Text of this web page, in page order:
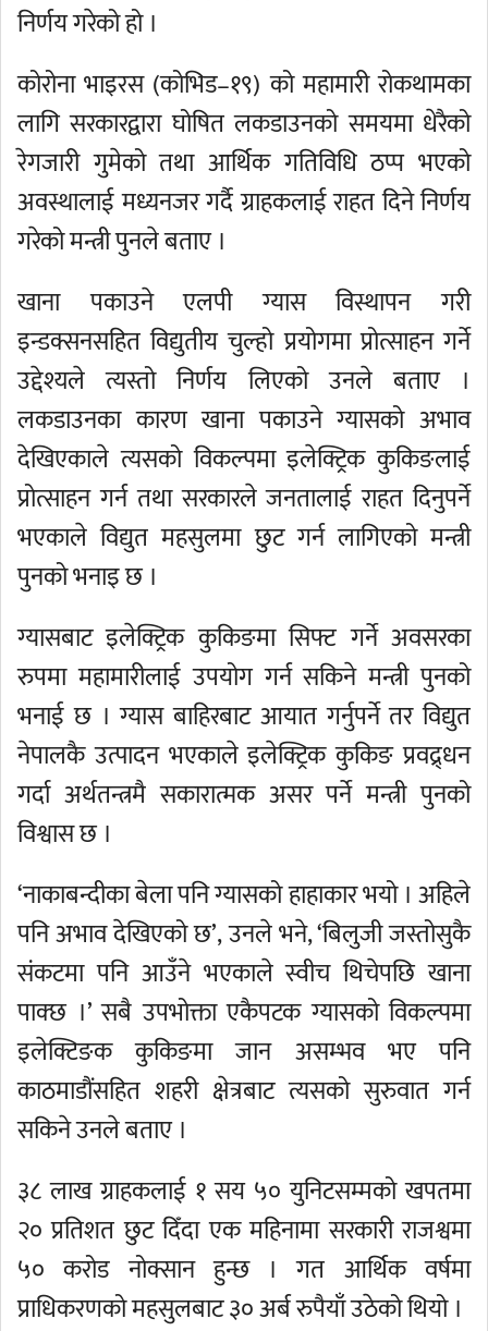
निर्णय गरेको हो ।
कोरोना भाइरस (कोभिड–१९) को महामारी रोकथामका
लागि सरकारद्वारा घोषित लकडाउनको समयमा धेरैको
रेगजारी गुमेको तथा आर्थिक गतिविधि ठप्प भएको
अवस्थालाई मध्यनजर गर्दै ग्राहकलाई राहत दिने निर्णय
गरेको मन्त्री पुनले बताए ।
खाना पकाउने एलपी ग्यास विस्थापन गरी
इन्डक्सनसहित विद्युतीय चुल्हो प्रयोगमा प्रोत्साहन गर्ने
उद्देश्यले त्यस्तो निर्णय लिएको उनले बताए ।
लकडाउनका कारण खाना पकाउने ग्यासको अभाव
देखिएकाले त्यसको विकल्पमा इलेक्ट्रिक कुकिङलाई
प्रोत्साहन गर्न तथा सरकारले जनतालाई राहत दिनुपर्ने
भएकाले विद्युत महसुलमा छुट गर्न लागिएको मन्त्री
पुनको भनाइ छ ।
ग्यासबाट इलेक्ट्रिक कुकिङमा सिफ्ट गर्ने अवसरका
रुपमा महामारीलाई उपयोग गर्न सकिने मन्त्री पुनको
भनाई छ । ग्यास बाहिरबाट आयात गर्नुपर्ने तर विद्युत
नेपालकै उत्पादन भएकाले इलेक्ट्रिक कुकिङ प्रवद्र्धन
गर्दा अर्थतन्त्रमै सकारात्मक असर पर्ने मन्त्री पुनको
विश्वास छ ।
‘नाकाबन्दीका बेला पनि ग्यासको हाहाकार भयो । अहिले
पनि अभाव देखिएको छ’, उनले भने, ‘बिलुजी जस्तोसुकै
संकटमा पनि आउँने भएकाले स्वीच थिचेपछि खाना
पाक्छ ।’ सबै उपभोक्ता एकैपटक ग्यासको विकल्पमा
इलेक्टिङक कुकिङमा जान असम्भव भए पनि
काठमाडौंसहित शहरी क्षेत्रबाट त्यसको सुरुवात गर्न
सकिने उनले बताए ।
३८ लाख ग्राहकलाई १ सय ५० युनिटसम्मको खपतमा
२० प्रतिशत छुट दिँदा एक महिनामा सरकारी राजश्वमा
५० करोड नोक्सान हुन्छ । गत आर्थिक वर्षमा
प्राधिकरणको महसुलबाट ३० अर्ब रुपैयाँ उठेको थियो ।